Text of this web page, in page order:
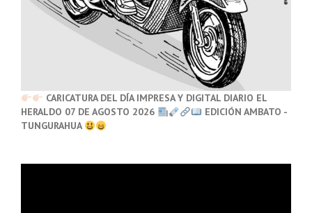
CARICATURA DEL DÍA IMPRESA Y DIGITAL DIARIO EL
HERALDO 07 DE AGOSTO 2026
EDICIÓN AMBATO -
TUNGURAHUA